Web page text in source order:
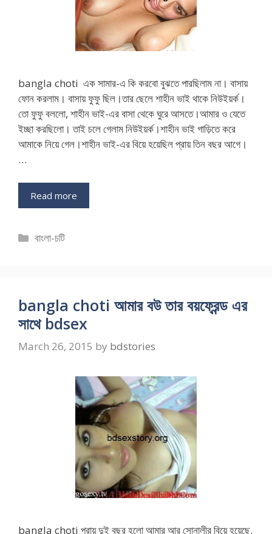
bangla choti এক সামার-এ কি করবো বুঝতে পারছিলাম না। বাসায়
ফোন করলাম। বাসায় ফুফু ছিল।তার ছেলে শাহীন ভাই থাকে নিউইয়র্ক।
তো ফুফু বললো, শাহীন ভাই-এর বাসা থেকে ঘুরে আসতে।আমার ও যেতে
ইচ্ছা করছিলো। তাই চলে গেলাম নিউইয়র্ক।শাহীন ভাই গাড়িতে করে
আমাকে নিয়ে গেল।শাহীন ভাই-এর বিয়ে হয়েছিল প্রায় তিন বছর আগে।
…
Read more
Categories
বাংলা-চটি
bangla choti আমার বউ তার বয়ফ্রেন্ড এর
সাথে bdsex
March 26, 2015 by bdstories
bangla choti প্রায় দুই বছর হলো আমার আর সোনালীর বিয়ে হয়েছে.